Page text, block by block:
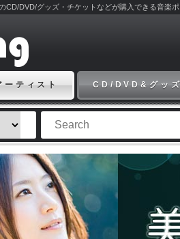
CD/DVD/グッズ・チケットなどが購入できる音楽
ーティスト CD/DVD&グッズ